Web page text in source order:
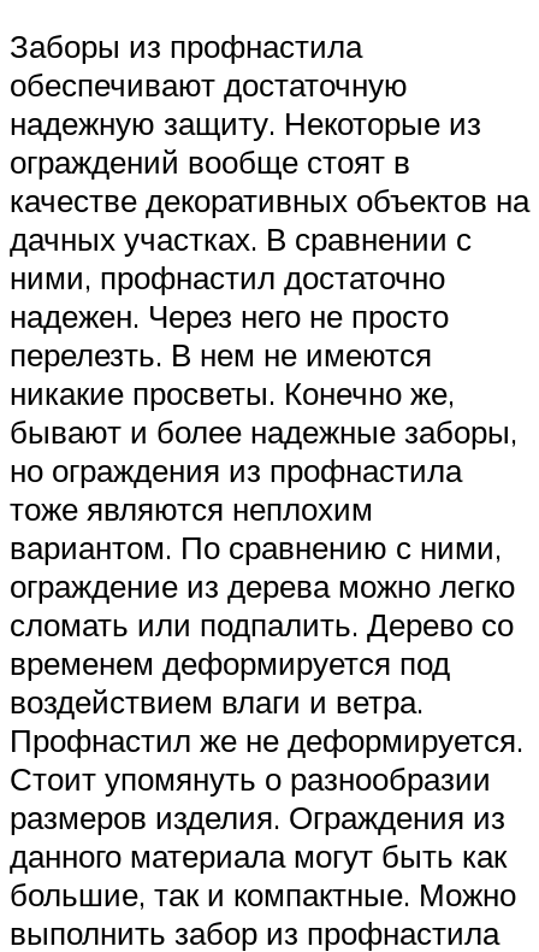
Заборы из профнастила
обеспечивают достаточную
надежную защиту. Некоторые из
ограждений вообще стоят в
качестве декоративных объектов на
дачных участках. В сравнении с
ними, профнастил достаточно
надежен. Через него не просто
перелезть. В нем не имеются
никакие просветы. Конечно же,
бывают и более надежные заборы,
но ограждения из профнастила
тоже являются неплохим
вариантом. По сравнению с ними,
ограждение из дерева можно легко
сломать или подпалить. Дерево со
временем деформируется под
воздействием влаги и ветра.
Профнастил же не деформируется.
Стоит упомянуть о разнообразии
размеров изделия. Ограждения из
данного материала могут быть как
большие, так и компактные. Можно
выполнить забор из профнастила